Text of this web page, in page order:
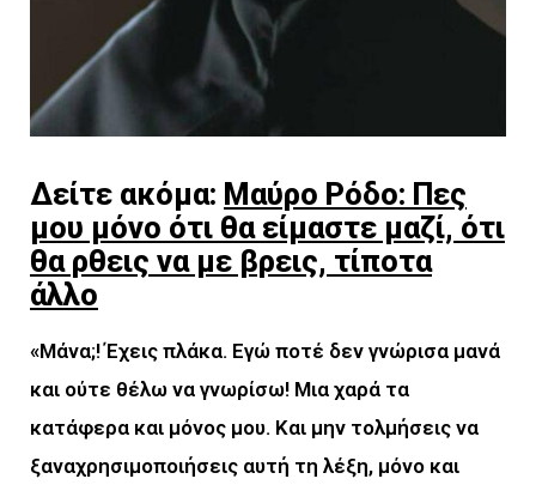
Δείτε ακόμα: Μαύρο Ρόδο: Πες
μου μόνο ότι θα είμαστε μαζί, ότι
θα ρθεις να με βρεις, τίποτα
άλλο
«Μάνα;! Έχεις πλάκα. Εγώ ποτέ δεν γνώρισα μανά
και ούτε θέλω να γνωρίσω! Μια χαρά τα
κατάφερα και μόνος μου. Και μην τολμήσεις να
ξαναχρησιμοποιήσεις αυτή τη λέξη, μόνο και